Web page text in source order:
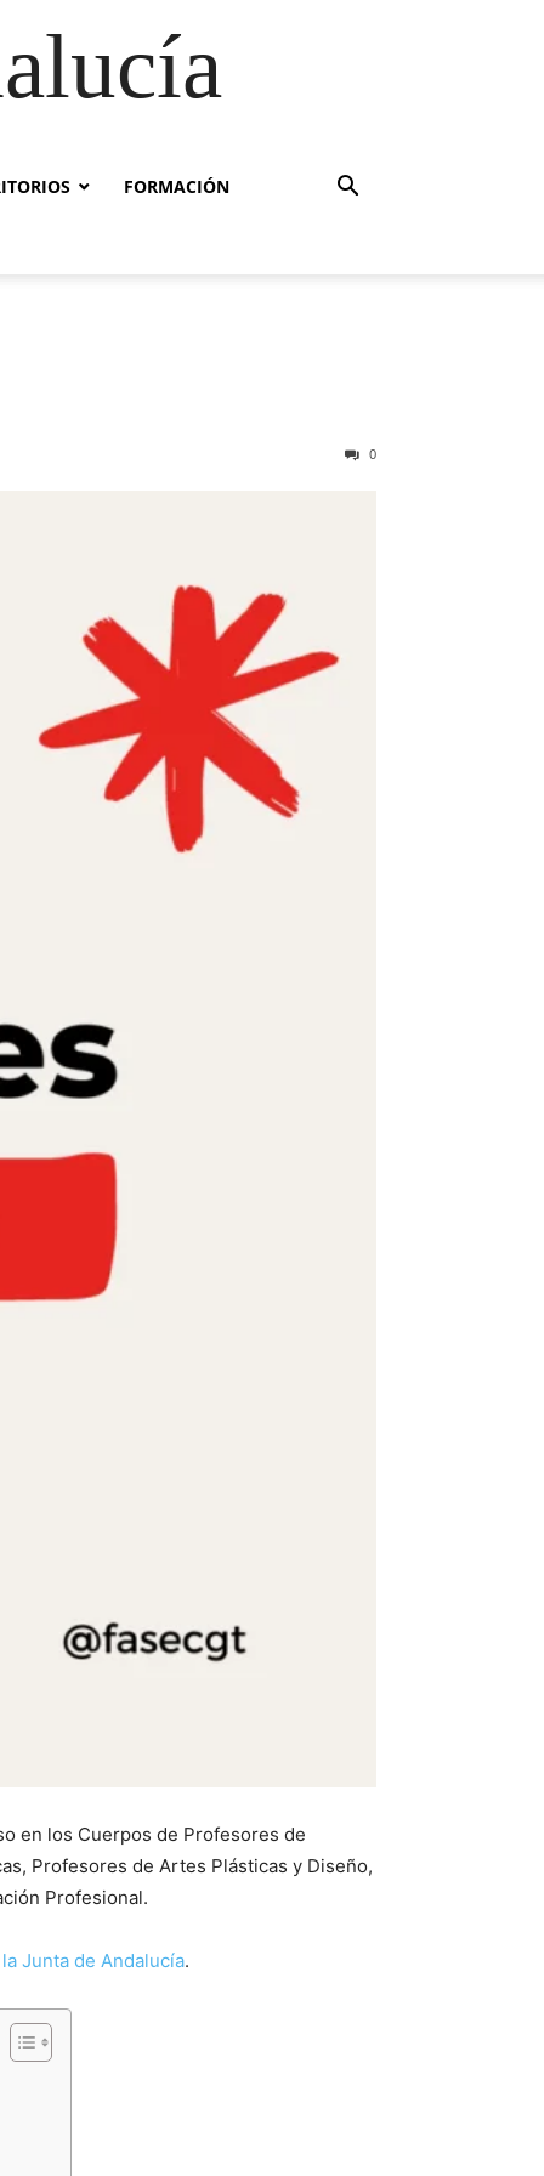
FORMACIÓN
0
en los Cuerpos de Profesores de
Profesores de Artes Plásticas y Diseño,
Profesional.
Junta de Andalucía.